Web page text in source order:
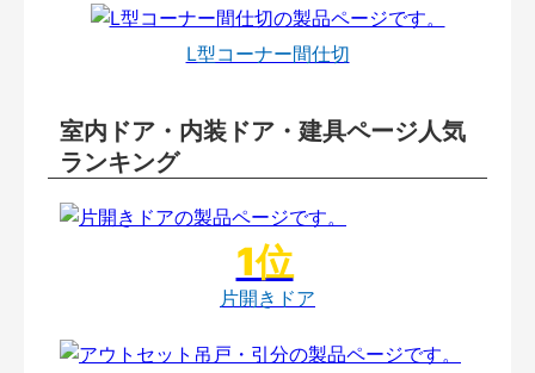
L型コーナー間仕切
室内ドア・内装ドア・建具ページ人気
ランキング
片開きドア